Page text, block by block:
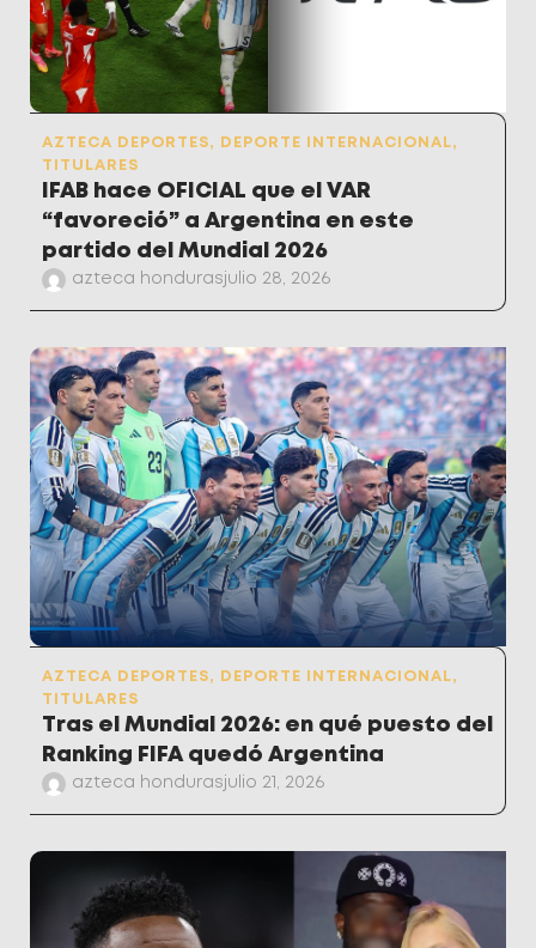
AZTECA DEPORTES, DEPORTE INTERNACIONAL,
TITULARES
IFAB hace OFICIAL que el VAR
“favoreció” a Argentina en este
partido del Mundial 2026
azteca hondurasjulio 28, 2026
AZTECA DEPORTES, DEPORTE INTERNACIONAL,
TITULARES
Tras el Mundial 2026: en qué puesto del
Ranking FIFA quedó Argentina
azteca hondurasjulio 21, 2026